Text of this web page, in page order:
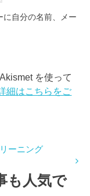
に自分の名前、メー
を使って
細はこちらをご
ーニング
も人気で